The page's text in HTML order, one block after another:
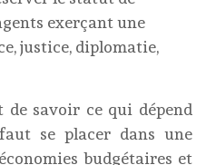
exerçant une
justice, diplomatie,
de savoir ce qui dépend
se placer dans une
budgétaires et